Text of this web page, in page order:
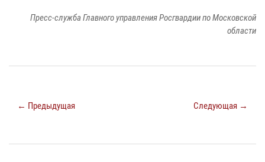
Пресс-служба Главного управления Росгвардии по Московской
области
← Предыдущая Следующая →